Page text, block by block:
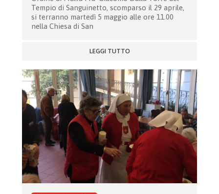
Tempio di Sanguinetto, scomparso il 29 aprile,
si terranno martedì 5 maggio alle ore 11.00
nella Chiesa di San
LEGGI TUTTO